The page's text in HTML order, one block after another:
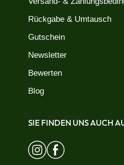
Rückgabe & Umtausch
Gutschein
Newsletter
Bewerten
Blog
SIE FINDEN UNS AUCH